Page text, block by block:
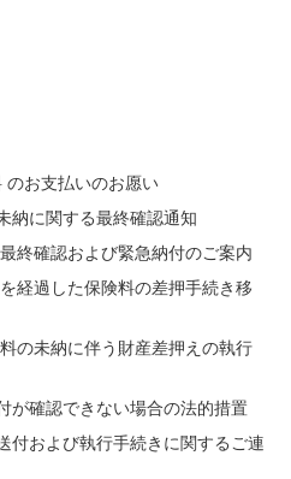
のお支払いのお愿い
納に関する最終確認通知
終確認および緊急納付のご案内
経過した保険料の差押手続き移
の未納に伴う財産差押えの執行
が確認できない場合の法的措置
付および執行手続きに関するご連